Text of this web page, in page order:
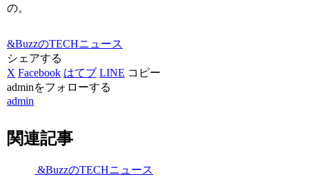
の。
&BuzzのTECHニュース
シェアする
X Facebook はてブ LINE コピー
adminをフォローする
admin
関連記事
&BuzzのTECHニュース